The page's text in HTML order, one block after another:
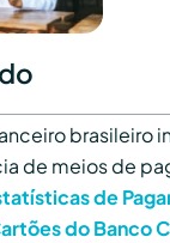
brasileiro
de meios de
de
do Banco